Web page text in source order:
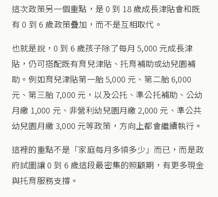
這次政策另一個重點，是 0 到 18 歲成長津貼會和既
有 0 到 6 歲政策疊加，而不是互相取代。
也就是說，0 到 6 歲孩子除了每月 5,000 元成長津
貼，仍可搭配既有育兒津貼、托育補助或幼兒園補
助。例如育兒津貼第一胎 5,000 元、第二胎 6,000
元、第三胎 7,000 元，以及公托、準公托補助、公幼
月繳 1,000 元、非營利幼兒園月繳 2,000 元、準公共
幼兒園月繳 3,000 元等政策，方向上都會繼續執行。
這裡的重點不是「家庭每月多領多少」而已，而是政
府試圖讓 0 到 6 歲這段最密集的照顧期，有更多現金
與托育服務支撐。